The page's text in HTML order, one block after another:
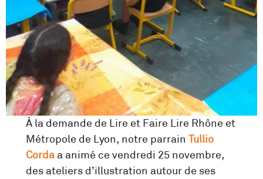
À la demande de Lire et Faire Lire Rhône et
Métropole de Lyon, notre parrainTullio
Corda a animé ce vendredi 25 novembre,
des ateliers d’illustration autour de ses